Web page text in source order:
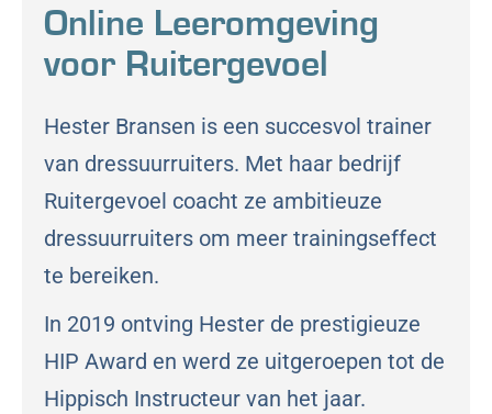
Online Leeromgeving
voor Ruitergevoel
Hester Bransen is een succesvol trainer
van dressuurruiters. Met haar bedrijf
Ruitergevoel coacht ze ambitieuze
dressuurruiters om meer trainingseffect
te bereiken.
In 2019 ontving Hester de prestigieuze
HIP Award en werd ze uitgeroepen tot de
Hippisch Instructeur van het jaar.